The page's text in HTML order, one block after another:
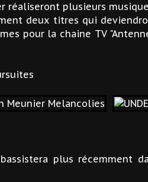
réaliseront plusieurs
deux titres qui
pour la chaine TV
plus récemment